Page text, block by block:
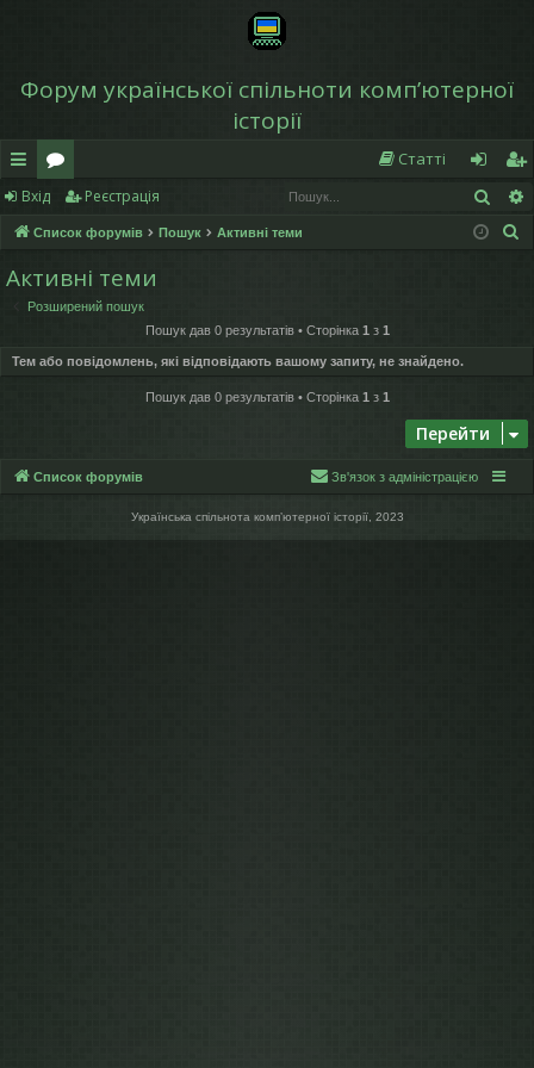
Форум української спільноти компʼютерної
історії
в
и
дк
й
ту
о
ру
м
и
Статті
хі
д
еє
ст
Вхід Реєстрація
Список форумів Пошук Активні теми
Активні теми
Розширений пошук
Пошук дав 0 результатів • Сторінка 1 з 1
Тем або повідомлень, які відповідають вашому запиту, не знайдено.
Пошук дав 0 результатів • Сторінка 1 з 1
Перейти
Список форумів Зв'язок з адміністрацією
Українська спільнота компʼютерної історії, 2023